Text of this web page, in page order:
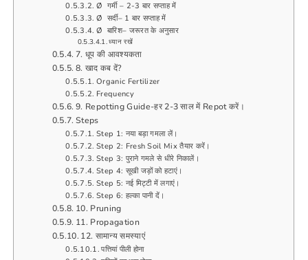
Ø गर्मी – 2-3 बार सप्ताह में
Ø सर्दी– 1 बार सप्ताह में
Ø बारिश– जरूरत के अनुसार
ध्यान रखें
7. धूप की आवश्यकता
8. खाद कब दें?
Organic Fertilizer
Frequency
9. Repotting Guide-हर 2-3 साल में Repot करें।
Steps
Step 1: नया बड़ा गमला लें।
Step 2: Fresh Soil Mix तैयार करें।
Step 3: पुराने गमले से धीरे निकालें।
Step 4: सूखी जड़ों को हटाएं।
Step 5: नई मिट्टी में लगाएं।
Step 6: हल्का पानी दें।
10. Pruning
11. Propagation
12. सामान्य समस्याएं
पत्तियां पीली होना